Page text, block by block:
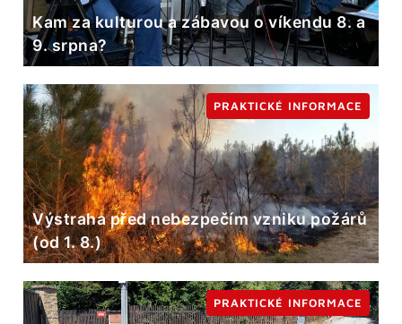
Kam za kulturou a zábavou o víkendu 8. a
9. srpna?
Výstraha před nebezpečím vzniku požárů
(od 1. 8.)
PRAKTICKÉ INFORMACE
PRAKTICKÉ INFORMACE